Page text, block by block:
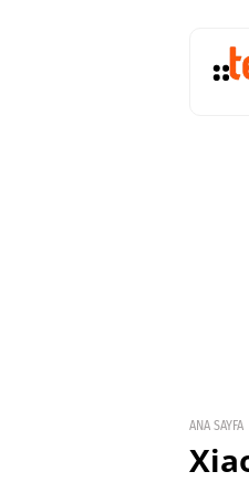
ANA SAYFA